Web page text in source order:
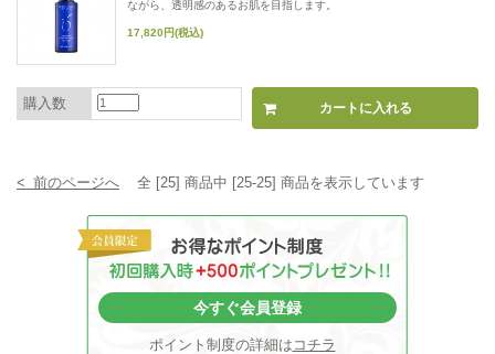
ながら、透明感のあるお肌を目指します。
17,820円(税込)
購入数
< 前のページへ 全 [25] 商品中 [25-25] 商品を表示しています
今すぐ会員登録
ポイント制度の詳細は コチラ